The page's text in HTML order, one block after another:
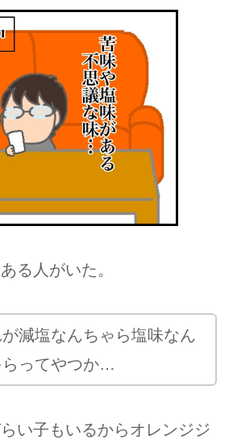
る人がいた。
が減塩なんちゃら塩味なん
らってやつか…
い子もいるからオレンジジ